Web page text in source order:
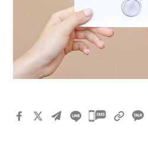
카